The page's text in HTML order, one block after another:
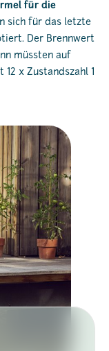
für die
sich für das letzte
Der Brennwert
müssten auf
12 x Zustandszahl 1